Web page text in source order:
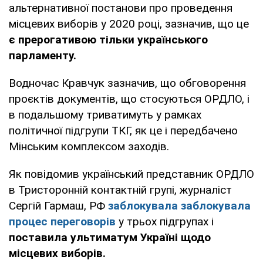
альтернативної постанови про проведення
місцевих виборів у 2020 році, зазначив, що це
є прерогативою тільки українського
парламенту.
Водночас Кравчук зазначив, що обговорення
проєктів документів, що стосуються ОРДЛО, і
в подальшому триватимуть у рамках
політичної підгрупи ТКГ, як це і передбачено
Мінським комплексом заходів.
Як повідомив український представник ОРДЛО
в Тристоронній контактній групі, журналіст
Сергій Гармаш, РФ заблокувала заблокувала
процес переговорів у трьох підгрупах і
поставила ультиматум Україні щодо
місцевих виборів.